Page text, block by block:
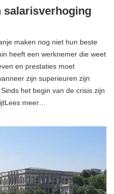
salarisverhoging
maken nog niet hun beste
heeft een werknemer die weet
en prestaties moet
zijn superieuren zijn
het begin van de crisis zijn
meer…